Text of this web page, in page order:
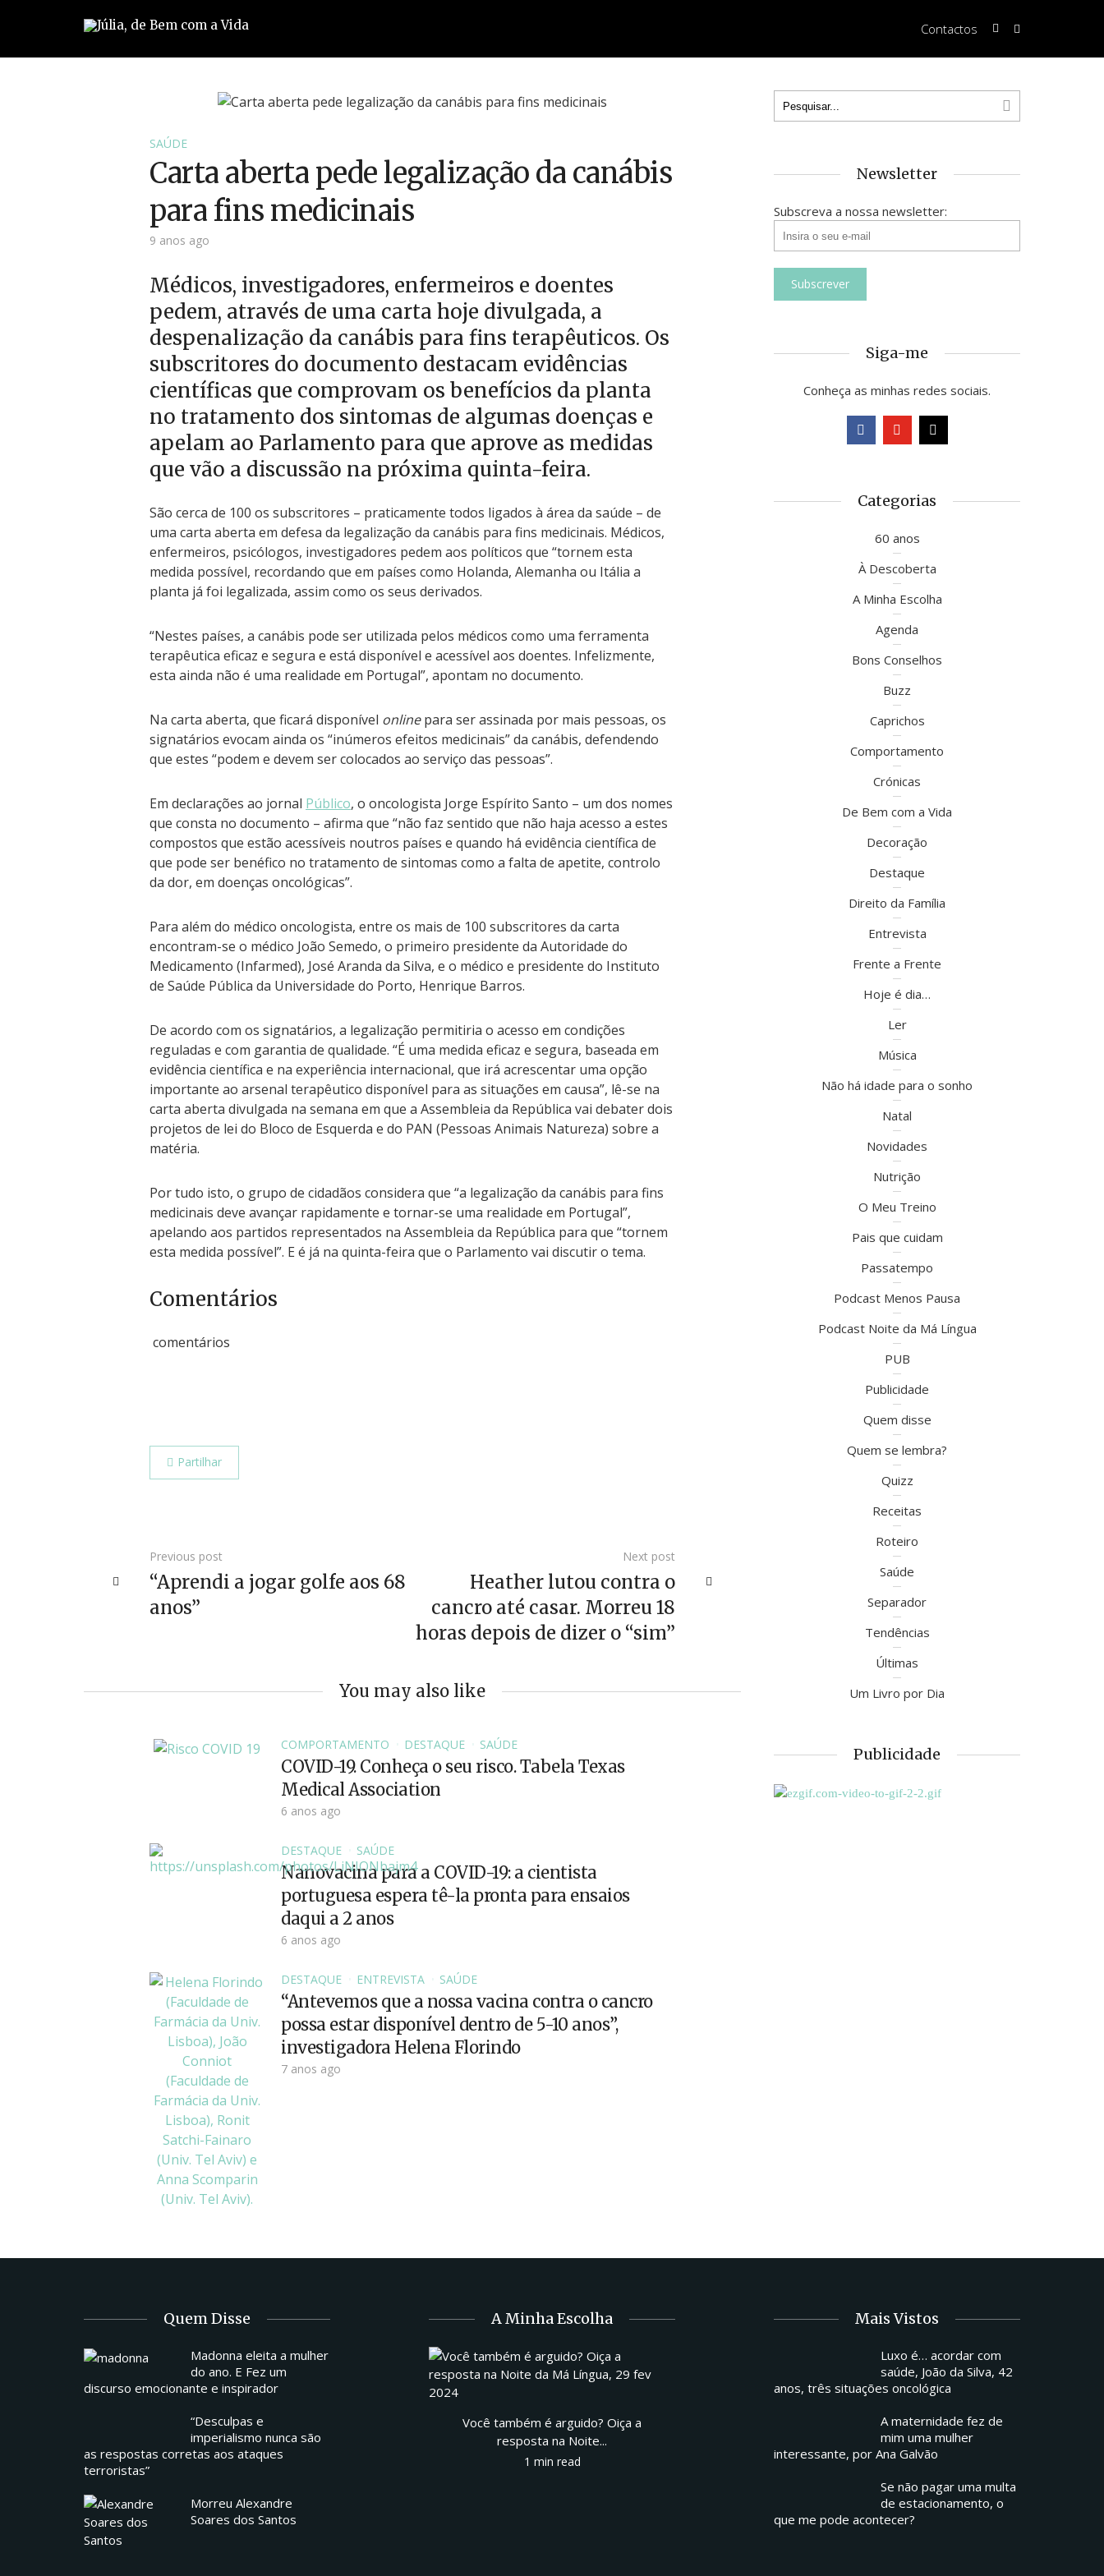
Contactos
SAÚDE
Carta aberta pede legalização da canábis
para fins medicinais
9 anos ago
Médicos, investigadores, enfermeiros e doentes
pedem, através de uma carta hoje divulgada, a
despenalização da canábis para fins terapêuticos. Os
subscritores do documento destacam evidências
científicas que comprovam os benefícios da planta
no tratamento dos sintomas de algumas doenças e
apelam ao Parlamento para que aprove as medidas
que vão a discussão na próxima quinta-feira.
São cerca de 100 os subscritores – praticamente todos ligados à área da saúde – de
uma carta aberta em defesa da legalização da canábis para fins medicinais. Médicos,
enfermeiros, psicólogos, investigadores pedem aos políticos que “tornem esta
medida possível, recordando que em países como Holanda, Alemanha ou Itália a
planta já foi legalizada, assim como os seus derivados.
“Nestes países, a canábis pode ser utilizada pelos médicos como uma ferramenta
terapêutica eficaz e segura e está disponível e acessível aos doentes. Infelizmente,
esta ainda não é uma realidade em Portugal”, apontam no documento.
Na carta aberta, que ficará disponível onlinepara ser assinada por mais pessoas, os
signatários evocam ainda os “inúmeros efeitos medicinais” da canábis, defendendo
que estes “podem e devem ser colocados ao serviço das pessoas”.
Em declarações ao jornal Público, o oncologista Jorge Espírito Santo – um dos nomes
que consta no documento – afirma que “não faz sentido que não haja acesso a estes
compostos que estão acessíveis noutros países e quando há evidência científica de
que pode ser benéfico no tratamento de sintomas como a falta de apetite, controlo
da dor, em doenças oncológicas”.
Para além do médico oncologista, entre os mais de 100 subscritores da carta
encontram-se o médico João Semedo, o primeiro presidente da Autoridade do
Medicamento (Infarmed), José Aranda da Silva, e o médico e presidente do Instituto
de Saúde Pública da Universidade do Porto, Henrique Barros.
De acordo com os signatários, a legalização permitiria o acesso em condições
reguladas e com garantia de qualidade. “É uma medida eficaz e segura, baseada em
evidência científica e na experiência internacional, que irá acrescentar uma opção
importante ao arsenal terapêutico disponível para as situações em causa”, lê-se na
carta aberta divulgada na semana em que a Assembleia da República vai debater dois
projetos de lei do Bloco de Esquerda e do PAN (Pessoas Animais Natureza) sobre a
matéria.
Por tudo isto, o grupo de cidadãos considera que “a legalização da canábis para fins
medicinais deve avançar rapidamente e tornar-se uma realidade em Portugal”,
apelando aos partidos representados na Assembleia da República para que “tornem
esta medida possível”. E é já na quinta-feira que o Parlamento vai discutir o tema.
Comentários
comentários
Partilhar
Previous post
“Aprendi a jogar golfe aos 68
anos”
Next post
Heather lutou contra o
cancro até casar. Morreu 18
horas depois de dizer o “sim”
You may also like
COMPORTAMENTO DESTAQUE SAÚDE
COVID-19. Conheça o seu risco. Tabela Texas
Medical Association
6 anos ago
DESTAQUE SAÚDE
Nanovacina para a COVID-19: a cientista
portuguesa espera tê-la pronta para ensaios
daqui a 2 anos
6 anos ago
DESTAQUE ENTREVISTA SAÚDE
“Antevemos que a nossa vacina contra o cancro
possa estar disponível dentro de 5-10 anos”,
investigadora Helena Florindo
7 anos ago
Newsletter
Subscreva a nossa newsletter:
Siga-me
Conheça as minhas redes sociais.
Categorias
60 anos
À Descoberta
A Minha Escolha
Agenda
Bons Conselhos
Buzz
Caprichos
Comportamento
Crónicas
De Bem com a Vida
Decoração
Destaque
Direito da Família
Entrevista
Frente a Frente
Hoje é dia…
Ler
Música
Não há idade para o sonho
Natal
Novidades
Nutrição
O Meu Treino
Pais que cuidam
Passatempo
Podcast Menos Pausa
Podcast Noite da Má Língua
PUB
Publicidade
Quem disse
Quem se lembra?
Quizz
Receitas
Roteiro
Saúde
Separador
Tendências
Últimas
Um Livro por Dia
Publicidade
Quem Disse
Madonna eleita a mulher
do ano. E Fez um
discurso emocionante e inspirador
“Desculpas e
imperialismo nunca são
as respostas corretas aos ataques
terroristas”
Morreu Alexandre
Soares dos Santos
A Minha Escolha
Você também é arguido? Oiça a
resposta na Noite...
1 min read
Mais Vistos
Luxo é… acordar com
saúde, João da Silva, 42
anos, três situações oncológica
A maternidade fez de
mim uma mulher
interessante, por Ana Galvão
Se não pagar uma multa
de estacionamento, o
que me pode acontecer?